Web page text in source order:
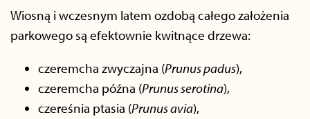
Wiosną i wczesnym latem ozdobą całego założenia
parkowego są efektownie kwitnące drzewa:
czeremcha zwyczajna (Prunus padus),
czeremcha późna (Prunus serotina),
czereśnia ptasia (Prunus avia),